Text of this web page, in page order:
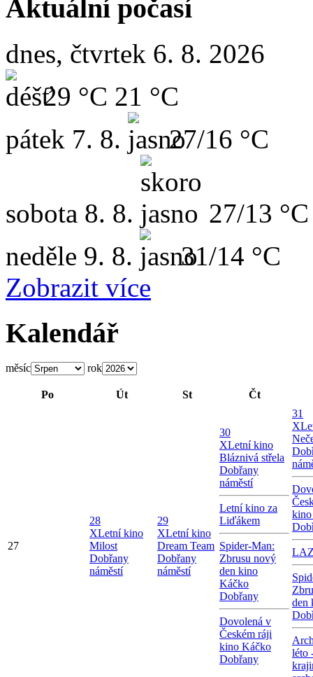
Aktuální počasí
dnes, čtvrtek 6. 8. 2026
29 °C 21 °C
pátek 7. 8. 27/16 °C
sobota 8. 8.
27/13 °C
neděle 9. 8.
31/14 °C
Zobrazit více
Kalendář
měsíc rok
Po Út St Čt
27
28
XLetní kino
Milost
Dobřany
náměstí
29
XLetní kino
Dream Team
Dobřany
náměstí
30
XLetní kino
Bláznivá střela
Dobřany
náměstí
Letní kino za
Liďákem
Spider-Man:
Zbrusu nový
den kino
Káčko
Dobřany
Dovolená v
Českém ráji
kino Káčko
Dobřany
31
X
den
léto